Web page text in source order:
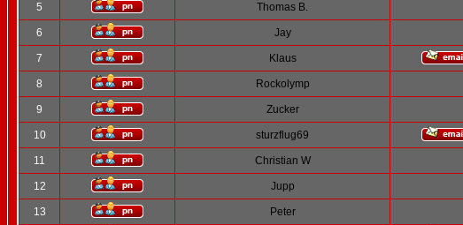
5 Thomas B.
6 Jay
7 Klaus
8 Rockolymp
9 Zucker
10 sturzflug69
11 Christian W
12 Jupp
13 Peter